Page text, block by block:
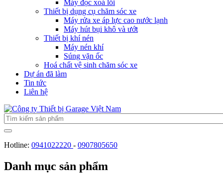
Máy đọc xoá lỗi
Thiết bị dụng cụ chăm sóc xe
Máy rửa xe áp lực cao nước lạnh
Máy hút bụi khô và ướt
Thiết bị khí nén
Máy nén khí
Súng vặn ốc
Hoá chất vệ sinh chăm sóc xe
Dự án đã làm
Tin tức
Liên hệ
Hotline: 0941022220 - 0907805650
Danh mục sản phẩm